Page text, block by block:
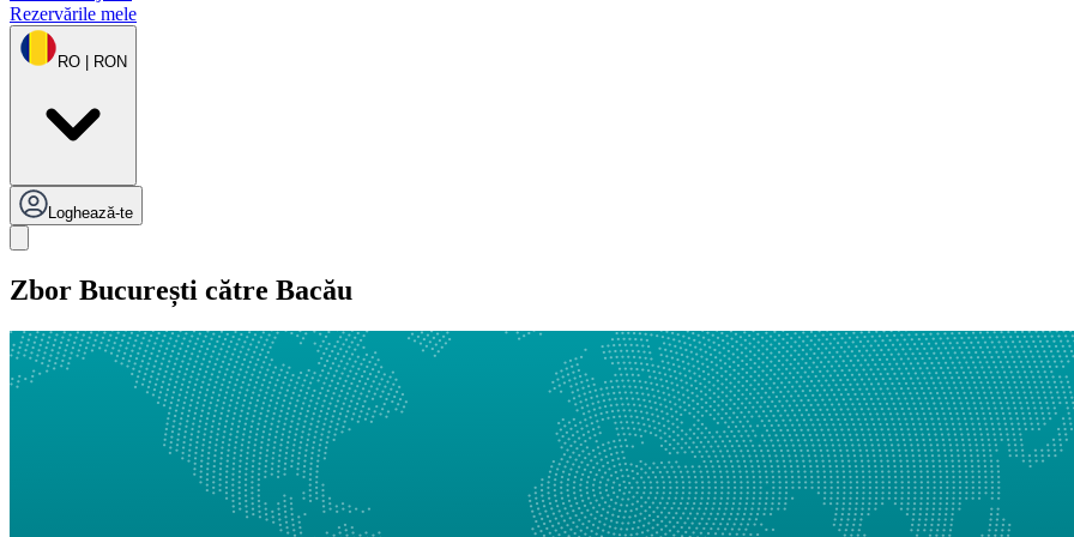
Rezervările mele
RO | RON
Loghează-te
Zbor București către Bacău